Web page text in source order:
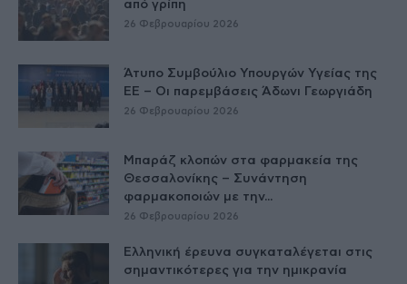
από γρίπη
26 Φεβρουαρίου 2026
Άτυπο Συμβούλιο Υπουργών Υγείας της
ΕE – Οι παρεμβάσεις Άδωνι Γεωργιάδη
26 Φεβρουαρίου 2026
Μπαράζ κλοπών στα φαρμακεία της
Θεσσαλονίκης – Συνάντηση
φαρμακοποιών με την...
26 Φεβρουαρίου 2026
Ελληνική έρευνα συγκαταλέγεται στις
σημαντικότερες για την ημικρανία